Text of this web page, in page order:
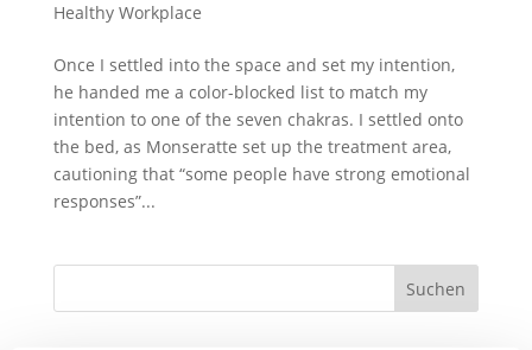
Healthy Workplace
Once I settled into the space and set my intention,
he handed me a color-blocked list to match my
intention to one of the seven chakras. I settled onto
the bed, as Monseratte set up the treatment area,
cautioning that “some people have strong emotional
responses”...